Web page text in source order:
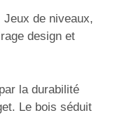
de niveaux,
design et
la durabilité
Le bois séduit